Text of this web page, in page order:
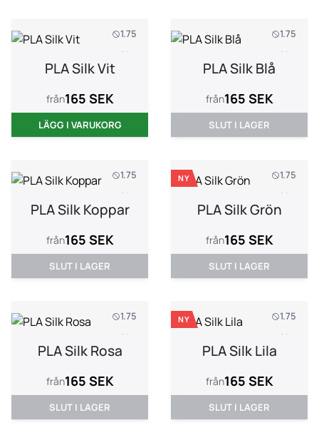
1.75
1 kg
PLA Silk Vit
från165 SEK
LÄGG I VARUKORG
1.75
1 kg
PLA Silk Blå
från165 SEK
SLUT I LAGER
1.75
1 kg
PLA Silk Koppar
från165 SEK
SLUT I LAGER
1.75
1 kg
NY
PLA Silk Grön
från165 SEK
SLUT I LAGER
1.75
1 kg
PLA Silk Rosa
från165 SEK
SLUT I LAGER
1.75
1 kg
NY
PLA Silk Lila
från165 SEK
SLUT I LAGER